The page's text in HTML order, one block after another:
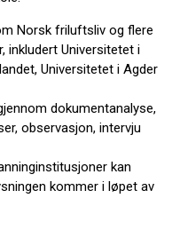
Norsk friluftsliv og flere
inkludert Universitetet i
Universitetet i Agder
dokumentanalyse,
observasjon, intervju
kan
kommer i løpet av